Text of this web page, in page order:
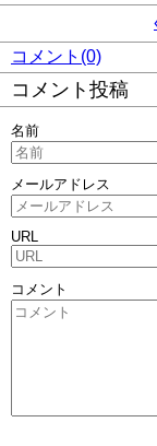
コメント(0)
コメント投稿
名前
メールアドレス
URL
コメント